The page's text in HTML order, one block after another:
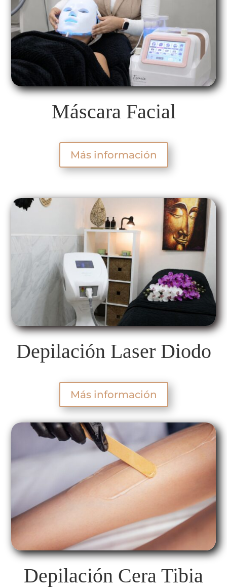
Máscara Facial
Más información
Depilación Laser Diodo
Más información
Depilación Cera Tibia